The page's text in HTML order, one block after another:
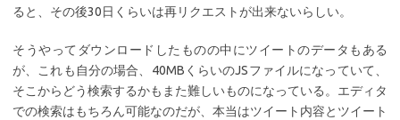
ると、その後30日くらいは再リクエストが出来ないらしい。
そうやってダウンロードしたものの中にツイートのデータもある
が、これも自分の場合、40MBくらいのJSファイルになっていて、
そこからどう検索するかもまた難しいものになっている。エディタ
での検索はもちろん可能なのだが、本当はツイート内容とツイート